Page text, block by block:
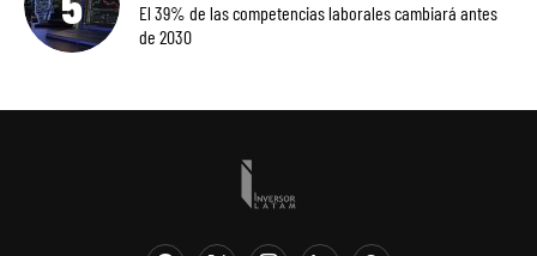
El 39% de las competencias laborales cambiará antes
de 2030